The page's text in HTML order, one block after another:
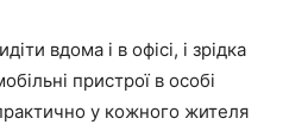
вдома і в офісі, і зрідка
пристрої в особі
у кожного жителя